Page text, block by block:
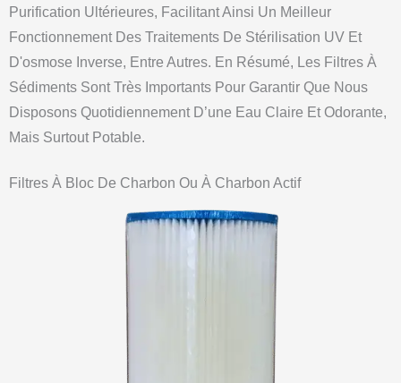
Purification Ultérieures, Facilitant Ainsi Un Meilleur
Fonctionnement Des Traitements De Stérilisation UV Et
D'osmose Inverse, Entre Autres. En Résumé, Les Filtres À
Sédiments Sont Très Importants Pour Garantir Que Nous
Disposons Quotidiennement D’une Eau Claire Et Odorante,
Mais Surtout Potable.
Filtres À Bloc De Charbon Ou À Charbon Actif